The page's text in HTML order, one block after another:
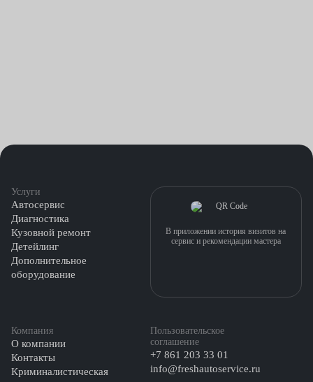
Услуги
Автосервис
Диагностика
Кузовной ремонт
Детейлинг
Дополнительное
оборудование
Компания
О компании
Контакты
Криминалистическая
Пользовательское
соглашение
+7 861 203 33 01
info@freshautoservice.ru
В приложении история визитов на
сервис и рекомендации мастера